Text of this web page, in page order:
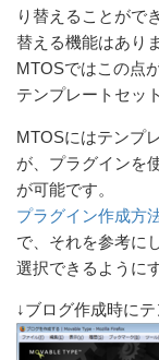
り替えることがで
替える機能はあり
MTOSではこの点
テンプレートセッ
MTOSにはテンプ
が、プラグインを
が可能です。
プラグイン作成方
で、それを参考に
選択できるように
↓ブログ作成時に